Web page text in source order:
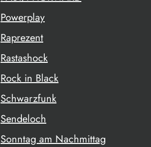
Powerplay
Raprezent
Rastashock
Rock in Black
Schwarzfunk
Sendeloch
Sonntag am Nachmittag